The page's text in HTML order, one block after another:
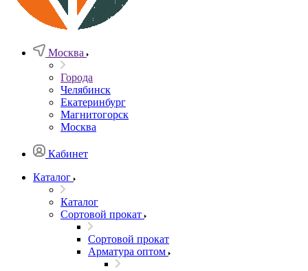
Москва
Города
Челябинск
Екатеринбург
Магнитогорск
Москва
Кабинет
Каталог
Каталог
Сортовой прокат
Сортовой прокат
Арматура оптом